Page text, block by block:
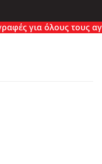
για όλους τους